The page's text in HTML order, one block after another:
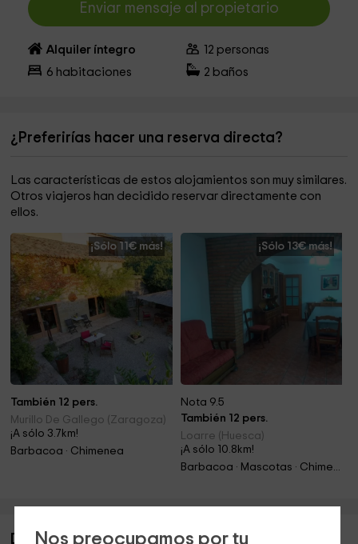
Nos preocupamos por tu
Enviar mensaje al propietario
Alquiler íntegro 12 personas
6 habitaciones 2 baños
¿Preferirías hacer una reserva directa?
Las características de estos alojamientos son muy similares.
Otros viajeros han decidido reservar directamente con
ellos.
¡Sólo 11€ más!
También 12 pers.
Murillo De Gallego (Zaragoza)
¡A sólo 3.7km!
Barbacoa · Chimenea
¡Sólo 13€ más!
Nota 9.5
También 12 pers.
Loarre (Huesca)
¡A sólo 10.8km!
Barbacoa · Mascotas · Chimenea
Descripción de Casa Olivera